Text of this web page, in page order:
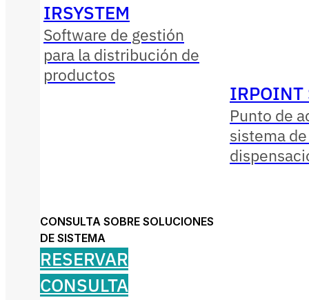
IRSYSTEM
Software de gestión
para la distribución de
productos
IRPOINT
Punto de
sistema
CONSULTA SOBRE SOLUCIONES
DE SISTEMA
RESERVAR
CONSULTA